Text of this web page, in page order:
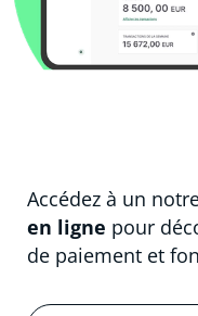
Accédez à un
en ligne pour
de paiement et